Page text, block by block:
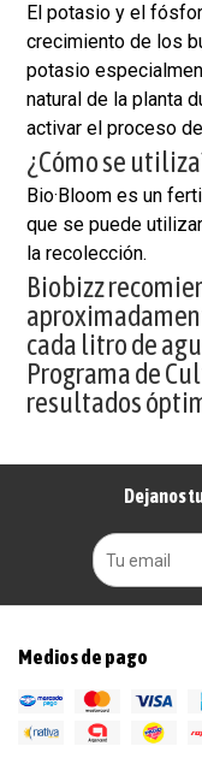
El potasio y el
crecimiento de los
potasio
natural de la planta
activar el proceso
¿Cómo se
Bio·Bloom es un
que se puede
la recolección.
Biobizz
cada litro de
Programa de
resultados
Dejanos
Medios de pago